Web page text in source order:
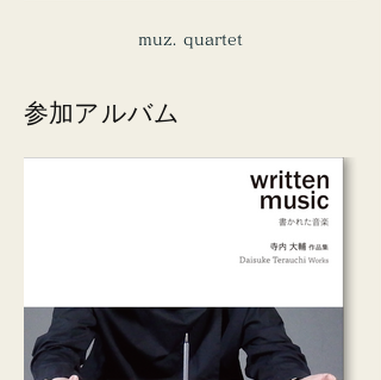
muz. quartet
参加アルバム